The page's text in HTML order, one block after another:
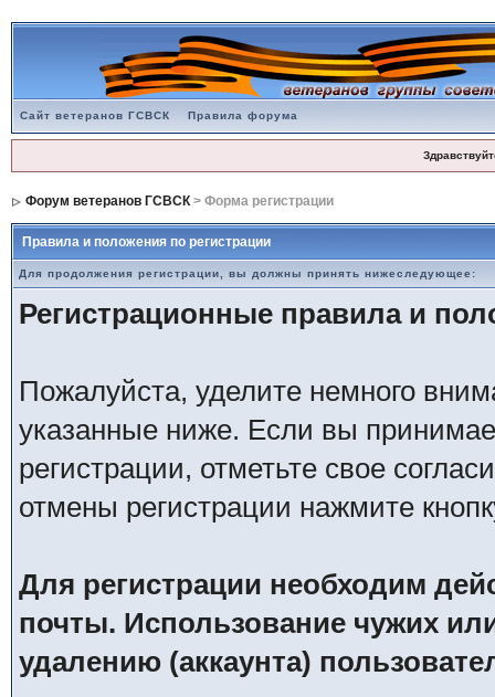
Сайт ветеранов ГСВСК Правила форума
Форум ветеранов ГСВСК> Форма регистрации
Правила и положения по регистрации
Для продолжения регистрации, вы должны принять нижеследующее:
Регистрационные правила и
Пожалуйста, уделите немного
указанные ниже. Если вы
регистрации, отметьте свое
отмены регистрации нажмите
Для регистрации необходим
почты. Использование чужих
удалению (аккаунта)